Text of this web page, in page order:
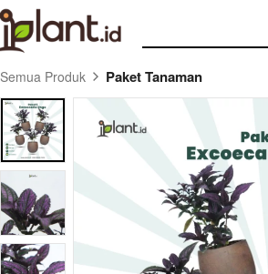
Semua Produk Paket Tanaman